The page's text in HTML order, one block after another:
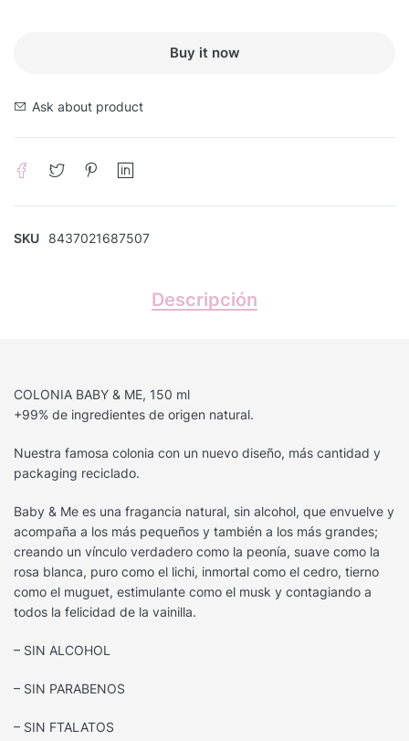
Buy it now
Ask about product
SKU 8437021687507
Descripción
COLONIA BABY & ME, 150 ml
+99% de ingredientes de origen natural.
Nuestra famosa colonia con un nuevo diseño, más cantidad y
packaging reciclado.
Baby & Me es una fragancia natural, sin alcohol, que envuelve y
acompaña a los más pequeños y también a los más grandes;
creando un vínculo verdadero como la peonía, suave como la
rosa blanca, puro como el lichi, inmortal como el cedro, tierno
como el muguet, estimulante como el musk y contagiando a
todos la felicidad de la vainilla.
– SIN ALCOHOL
– SIN PARABENOS
– SIN FTALATOS